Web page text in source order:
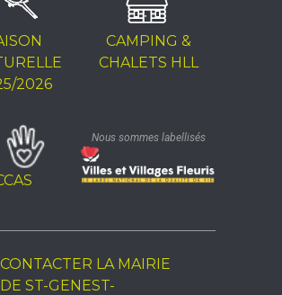
2026
CAMPING &
CHALETS HLL
Nous sommes labellisés
CONTACTER LA MAIRIE
DE ST-GENEST-